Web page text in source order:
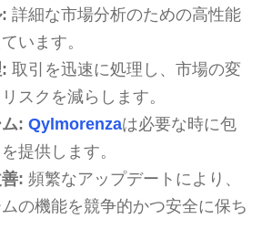
詳細な市場分析のための高性能
います。
取引を迅速に処理し、市場の変
スクを減らします。
: Qylmorenzaは必要な時に包
提供します。
: 頻繁なアップデートにより、
の機能を競争的かつ安全に保ち